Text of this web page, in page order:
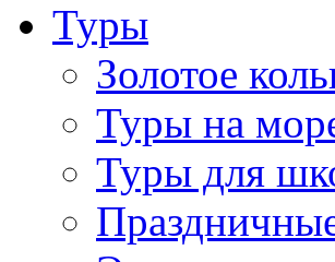
Туры
Золотое
Туры на
Туры для